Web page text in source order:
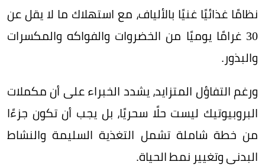
نظامًا غذائيًا غنيًا بالألياف، مع استهلاك ما لا يقل عن
30 غرامًا يوميًا من الخضروات والفواكه والمكسرات
والبذور.
ورغم التفاؤل المتزايد، يشدد الخبراء على أن مكملات
البروبيوتيك ليست حلًا سحريًا، بل يجب أن تكون جزءًا
من خطة شاملة تشمل التغذية السليمة والنشاط
البدني وتغيير نمط الحياة.